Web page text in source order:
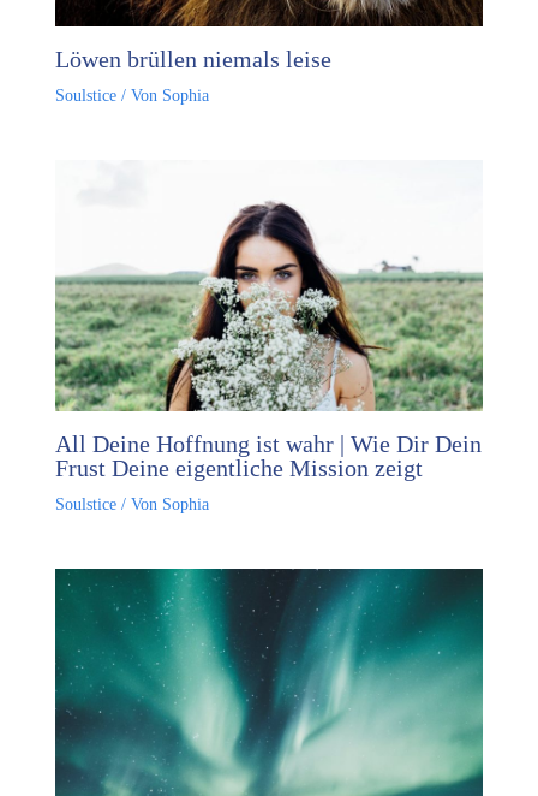
Löwen brüllen niemals leise
Soulstice/ Von Sophia
All Deine Hoffnung ist wahr | Wie Dir Dein
Frust Deine eigentliche Mission zeigt
Soulstice/ Von Sophia